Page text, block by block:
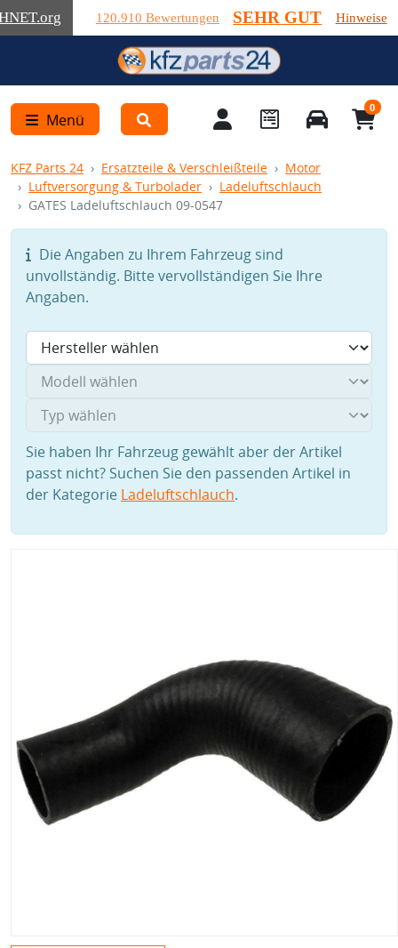
.org 120.910 Bewertungen SEHR GUT Hinweise
Menü
0
KFZ Parts 24 Ersatzteile & Verschleißteile
Motor
Luftversorgung & Turbolader
Ladeluftschlauch
GATES Ladeluftschlauch 09-0547
Die Angaben zu Ihrem Fahrzeug sind
unvollständig. Bitte vervollständigen Sie Ihre
Angaben.
Sie haben Ihr Fahrzeug gewählt aber der Artikel
passt nicht? Suchen Sie den passenden Artikel in
der Kategorie Ladeluftschlauch.